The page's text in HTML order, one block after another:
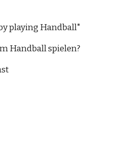
playing Handball"
Handball spielen?